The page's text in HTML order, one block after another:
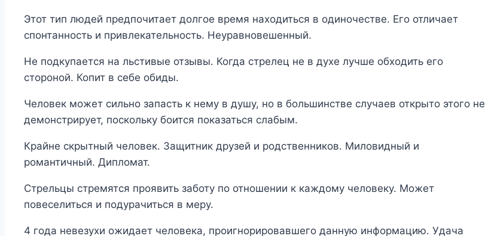
Этот тип людей предпочитает долгое время находиться в одиночестве. Его отличает
спонтанность и привлекательность. Неуравновешенный.
Не подкупается на льстивые отзывы. Когда стрелец не в духе лучше обходить его
стороной. Копит в себе обиды.
Человек может сильно запасть к нему в душу, но в большинстве случаев открыто этого не
демонстрирует, поскольку боится показаться слабым.
Крайне скрытный человек. Защитник друзей и родственников. Миловидный и
романтичный. Дипломат.
Стрельцы стремятся проявить заботу по отношении к каждому человеку. Может
повеселиться и подурачиться в меру.
4 года невезухи ожидает человека, проигнорировавшего данную информацию. Удача